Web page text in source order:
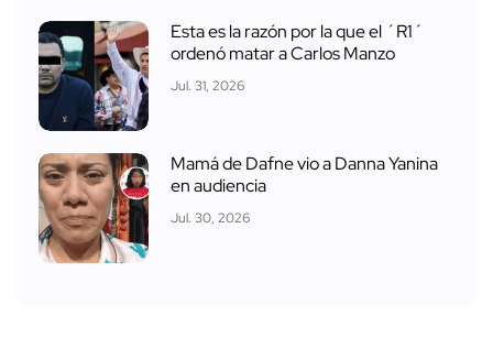
Esta es la razón por la que el ´R1´
ordenó matar a Carlos Manzo
Jul. 31, 2026
Mamá de Dafne vio a Danna Yanina
en audiencia
Jul. 30, 2026